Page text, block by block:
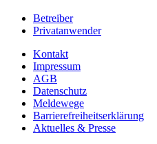
Betreiber
Privatanwender
Kontakt
Impressum
AGB
Datenschutz
Meldewege
Barrierefreiheitserklärung
Aktuelles & Presse